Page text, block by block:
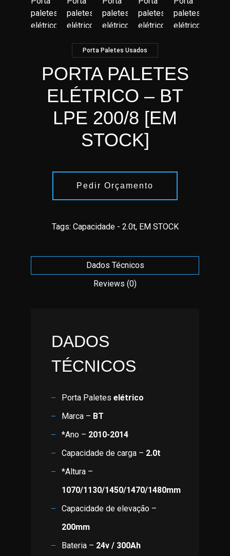
Porta Paletes Usados
PORTA PALETES
ELÉTRICO – BT
LPE 200/8 [EM
STOCK]
Pedir Orçamento
Tags: Capacidade - 2.0t, EM STOCK
Dados Técnicos
Reviews (0)
DADOS
TÉCNICOS
Porta Paletes elétrico
Marca – BT
*Ano – 2010-2014
Capacidade de carga – 2.0t
*Altura –
1070/1130/1450/1470/1480mm
Capacidade de elevação –
200mm
Bateria – 24v / 300Ah